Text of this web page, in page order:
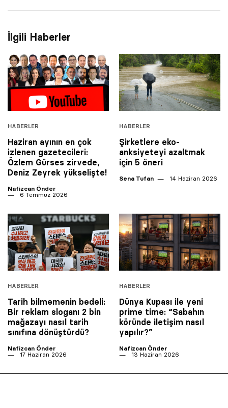
İlgili Haberler
HABERLER
Haziran ayının en çok
izlenen gazetecileri:
Özlem Gürses zirvede,
Deniz Zeyrek yükselişte!
Nafizcan Önder
6 Temmuz 2026
HABERLER
Şirketlere eko-
anksiyeteyi azaltmak
için 5 öneri
Sena Tufan 14 Haziran 2026
HABERLER
Tarih bilmemenin bedeli:
Bir reklam sloganı 2 bin
mağazayı nasıl tarih
sınıfına dönüştürdü?
Nafizcan Önder
17 Haziran 2026
HABERLER
Dünya Kupası ile yeni
prime time: “Sabahın
köründe iletişim nasıl
yapılır?”
Nafizcan Önder
13 Haziran 2026